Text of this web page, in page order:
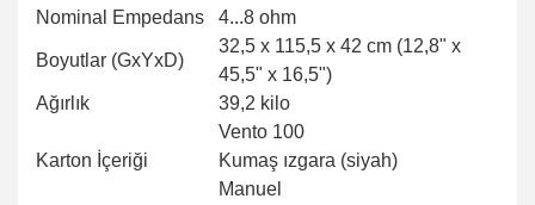
Nominal Empedans
4...8 ohm
Boyutlar (GxYxD)
32,5 x 115,5 x 42 cm (12,8" x
45,5" x 16,5")
Ağırlık
39,2 kilo
Karton İçeriği
Vento 100
Kumaş ızgara (siyah)
Manuel